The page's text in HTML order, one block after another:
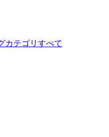
カテゴリすべて